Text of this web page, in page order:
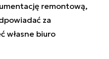
remontową,
za
własne biuro